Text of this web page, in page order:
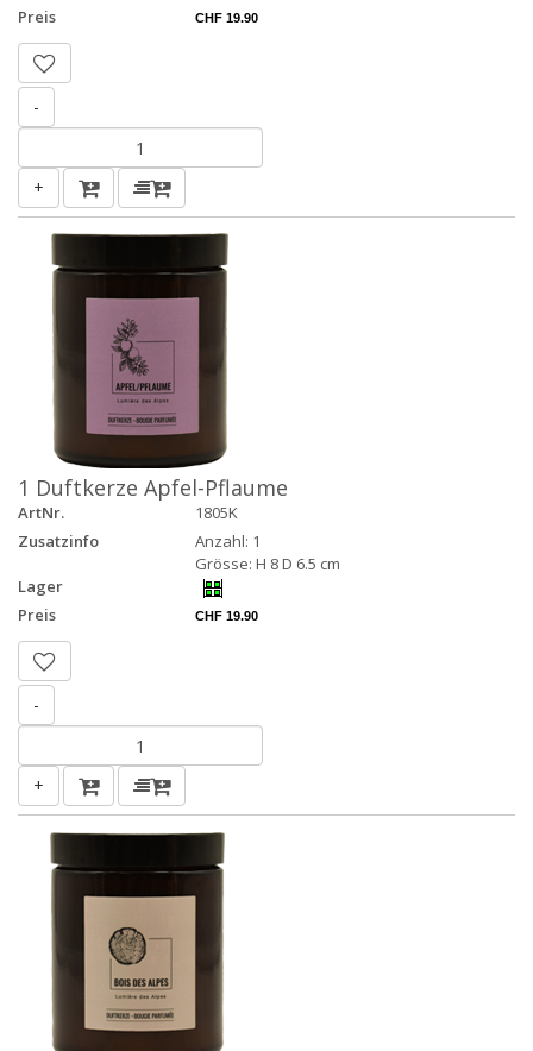
Preis
CHF 19.90
-
+
1 Duftkerze Apfel-Pflaume
ArtNr.
1805K
Zusatzinfo
Anzahl: 1
Grösse: H 8 D 6.5 cm
Lager
Preis
CHF 19.90
-
+